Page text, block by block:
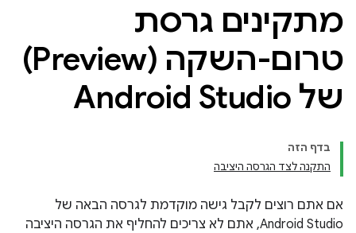
מתקינים גרסת
טרום-השקה (Preview)
של Android Studio
בדף הזה
התקנה לצד הגרסה היציבה
אם אתם רוצים לקבל גישה מוקדמת לגרסה הבאה של
Android Studio, אתם לא צריכים להחליף את הגרסה היציבה